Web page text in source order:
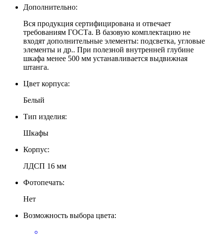
Дополнительно:
Вся продукция сертифицирована и отвечает
требованиям ГОСТа. В базовую комплектацию не
входят дополнительные элементы: подсветка, угловые
элементы и др.. При полезной внутренней глубине
шкафа менее 500 мм устанавливается выдвижная
штанга.
Цвет корпуса:
Белый
Тип изделия:
Шкафы
Корпус:
ЛДСП 16 мм
Фотопечать:
Нет
Возможность выбора цвета: